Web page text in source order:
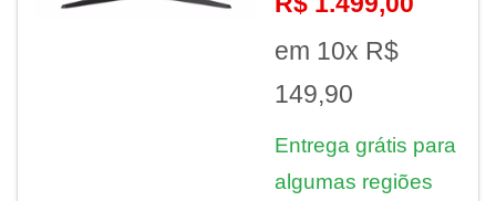
em 10x R$
149,90
Entrega grátis para
algumas regiões